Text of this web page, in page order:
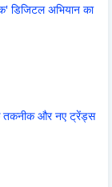
डिजिटल अभियान का
तकनीक और नए ट्रेंड्स